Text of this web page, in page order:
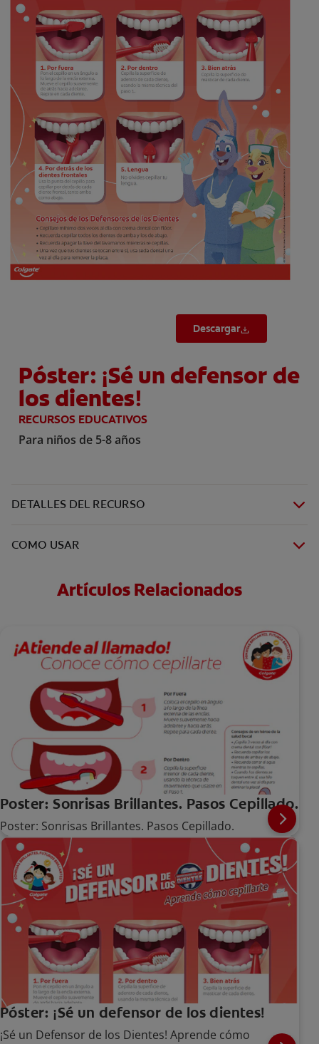
CHEQUEO DE SALUD BUCAL
SELECCIÓN DE PRODUCTOS
PARA PROFESIONALES
CUPONES
DÓNDE COMPRAR
BO (ES)
SUSCRÍBETE
Descargar
Póster: ¡Sé un defensor de
los dientes!
RECURSOS EDUCATIVOS
Para niños de 5-8 años
DETALLES DEL RECURSO
COMO USAR
Artículos Relacionados
Poster: Sonrisas Brillantes. Pasos Cepillado.
Poster: Sonrisas Brillantes. Pasos Cepillado.
Póster: ¡Sé un defensor de los dientes!
¡Sé un Defensor de los Dientes! Aprende cómo